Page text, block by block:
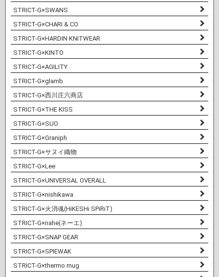
STRICT-G×SWANS
STRICT-G×CHARI & CO
STRICT-G×HARDIN KNITWEAR
STRICT-G×KINTO
STRICT-G×AGILITY
STRICT-G×glamb
STRICT-G×西川庄六商店
STRICT-G×THE KISS
STRICT-G×SUO
STRICT-G×Graniph
STRICT-G×サヌイ織物
STRICT-G×Lee
STRICT-G×UNIVERSAL OVERALL
STRICT-G×nishikawa
STRICT-G×火消魂(HiKESHi SPiRiT)
STRICT-G×nahe(ネーエ)
STRICT-G×SNAP GEAR
STRICT-G×SPIEWAK
STRICT-G×thermo mug